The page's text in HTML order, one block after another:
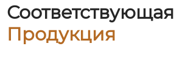
Соответствующая
Продукция